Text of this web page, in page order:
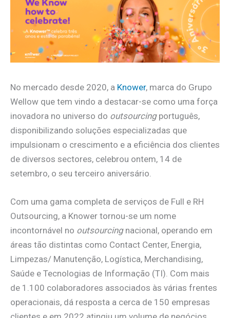
No mercado desde 2020, a Knower, marca do Grupo
Wellow que tem vindo a destacar-se como uma força
inovadora no universo do outsourcingportuguês,
disponibilizando soluções especializadas que
impulsionam o crescimento e a eficiência dos clientes
de diversos sectores, celebrou ontem, 14 de
setembro, o seu terceiro aniversário.
Com uma gama completa de serviços de Full e RH
Outsourcing, a Knower tornou-se um nome
incontornável no outsourcingnacional, operando em
áreas tão distintas como Contact Center, Energia,
Limpezas/ Manutenção, Logística, Merchandising,
Saúde e Tecnologias de Informação (TI). Com mais
de 1.100 colaboradores associados às várias frentes
operacionais, dá resposta a cerca de 150 empresas